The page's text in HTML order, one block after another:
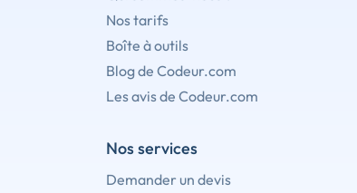
Nos tarifs
Boîte à outils
Blog de Codeur.com
Les avis de Codeur.com
Nos services
Demander un devis